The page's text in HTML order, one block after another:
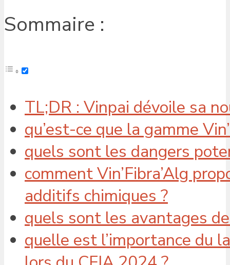
Sommaire :
TL;DR : Vinpai dévoile sa
qu’est-ce que la gamme
quels sont les dangers
comment Vin’Fibra’Alg
additifs chimiques ?
quels sont les avantages
quelle est l’importance du